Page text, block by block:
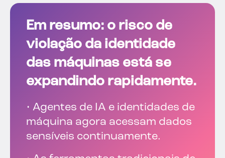
Em resumo: o risco de
violação da identidade
das máquinas está se
expandindo rapidamente.
• Agentes de IA e identidades de
máquina agora acessam dados
sensíveis continuamente.